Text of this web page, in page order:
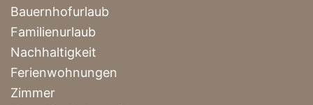
Bauernhofurlaub
Familienurlaub
Nachhaltigkeit
Ferienwohnungen
Zimmer